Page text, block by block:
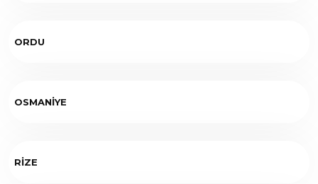
ORDU
OSMANİYE
RİZE